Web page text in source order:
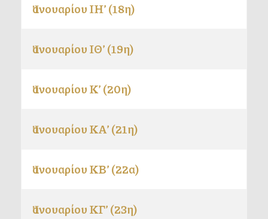
Ἰανουαρίου ΙΗ’ (18η)
Ἰανουαρίου ΙΘ’ (19η)
Ἰανουαρίου Κ’ (20η)
Ἰανουαρίου ΚΑ’ (21η)
Ἰανουαρίου ΚΒ’ (22α)
Ἰανουαρίου ΚΓ’ (23η)